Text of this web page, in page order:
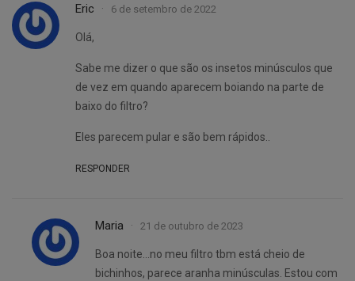
Eric 6 de setembro de 2022
Olá,
Sabe me dizer o que são os insetos minúsculos que
de vez em quando aparecem boiando na parte de
baixo do filtro?
Eles parecem pular e são bem rápidos..
RESPONDER
Maria 21 de outubro de 2023
Boa noite…no meu filtro tbm está cheio de
bichinhos, parece aranha minúsculas. Estou com